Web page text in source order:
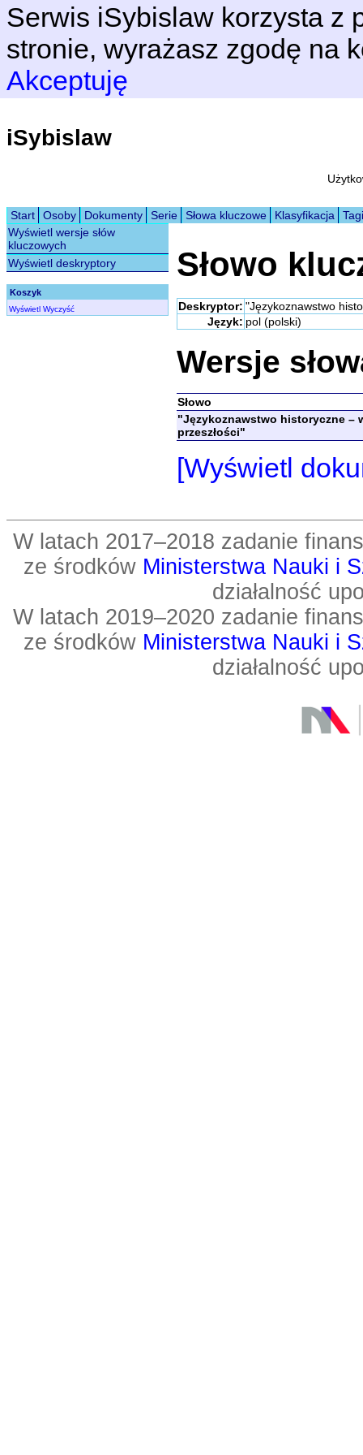
Serwis iSybislaw korzysta z
stronie, wyrażasz zgodę na
Akceptuję
iSybislaw
Start Osoby Dokumenty Serie Słowa kluczowe Klasyfikacja
Tagi
Wyświetl wersje słów
kluczowych
Wyświetl deskryptory
Koszyk
Wyświetl Wyczyść
Słowo
Deskryptor: "Językoznawstwo
Język: pol (polski)
Wersje
Słowo
"Językoznawstwo historyczne –
przeszłości"
[Wyświetl
W latach 2017–2018 zadanie
ze środków Ministerstwa Nauki i
działalność
W latach 2019–2020 zadanie
ze środków Ministerstwa Nauki i
działalność